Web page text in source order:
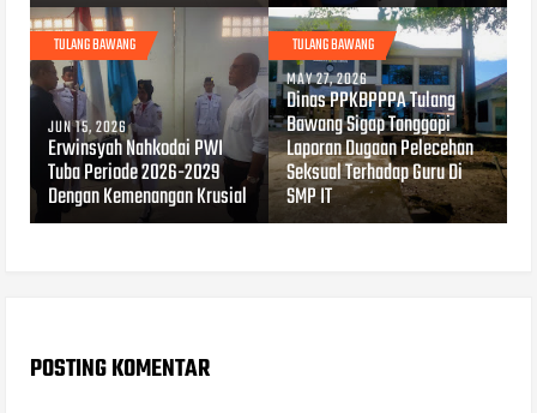
TULANG BAWANG
JUN 15, 2026
Erwinsyah Nahkodai PWI
Tuba Periode 2026-2029
Dengan Kemenangan Krusial
TULANG BAWANG
MAY 27, 2026
Dinas PPKBPPPA Tulang
Bawang Sigap Tanggapi
Laporan Dugaan Pelecehan
Seksual Terhadap Guru Di
SMP IT
POSTING KOMENTAR